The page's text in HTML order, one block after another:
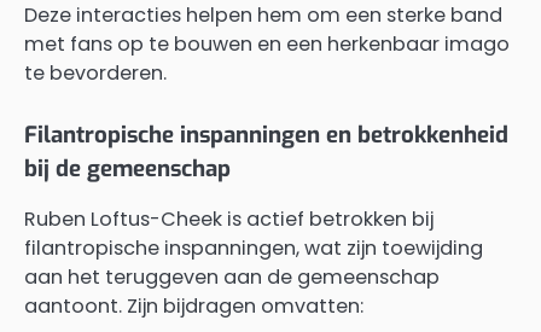
Deze interacties helpen hem om een sterke band
met fans op te bouwen en een herkenbaar imago
te bevorderen.
Filantropische inspanningen en betrokkenheid
bij de gemeenschap
Ruben Loftus-Cheek is actief betrokken bij
filantropische inspanningen, wat zijn toewijding
aan het teruggeven aan de gemeenschap
aantoont. Zijn bijdragen omvatten: